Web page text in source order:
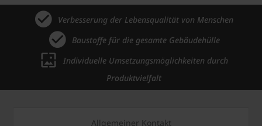
Verbesserung der Lebensqualität von Menschen
Baustoffe für die gesamte Gebäudehülle
Individuelle Umsetzungsmöglichkeiten durch
Produktvielfalt
Allgemeiner Kontakt